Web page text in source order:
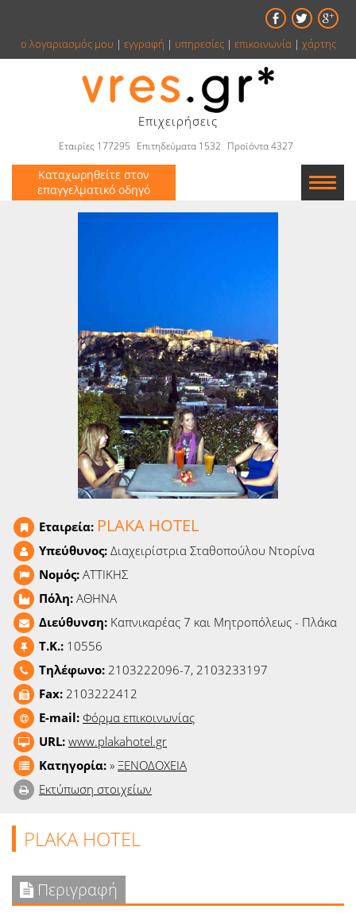
ο λογαριασμός μου | εγγραφή | υπηρεσίες| επικοινωνία| χάρτης
Επιχειρήσεις
Εταιρίες 177295 Επιτηδεύματα 1532 Προϊόντα 4327
Καταχωρηθείτε στον
επαγγελματικό οδηγό
Εταιρείες
Βιβλία
Ειδήσεις
Παιχνίδια
Ραδιόφωνο
Ταινίες
Εταιρεία: PLAKA HOTEL
Υπεύθυνος: Διαχειρίστρια Σταθοπούλου Ντορίνα
Νομός: ΑΤΤΙΚΗΣ
Πόλη: ΑΘΗΝΑ
Διεύθυνση: Καπνικαρέας 7 και Μητροπόλεως - Πλάκα
T.K.: 10556
Τηλέφωνο: 2103222096-7, 2103233197
Fax: 2103222412
E-mail: Φόρμα επικοινωνίας
URL: www.plakahotel.gr
Κατηγορία: » ΞΕΝΟΔΟΧΕΙΑ
Εκτύπωση στοιχείων
PLAKA HOTEL
Περιγραφή